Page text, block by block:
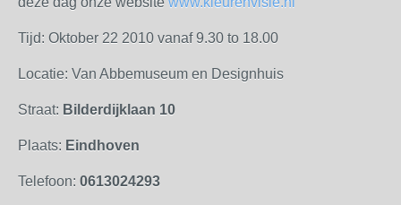
Tijd: Oktober 22 2010 vanaf 9.30 to 18.00
Locatie: Van Abbemuseum en Designhuis
Straat: Bilderdijklaan 10
Plaats: Eindhoven
Telefoon: 0613024293